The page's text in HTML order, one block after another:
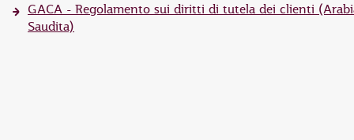
GACA - Regolamento sui diritti di tutela dei clienti
Saudita)